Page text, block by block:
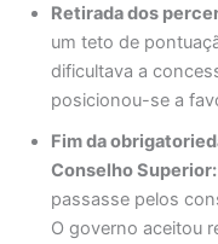
Retirada dos
um teto de
dificultava a
posicionou-se a
Fim da
Conselho Superior:
passasse pelos
O governo aceitou